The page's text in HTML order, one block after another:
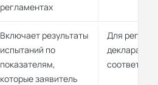
регламентах
Включает результаты
испытаний по
показателям,
которые заявитель
Для
деклараций